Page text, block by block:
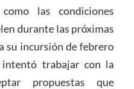
las condiciones
durante las próximas
su incursión de febrero
intentó trabajar con la
propuestas que